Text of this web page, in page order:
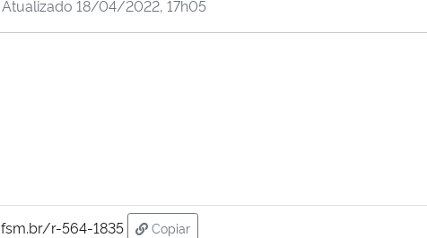
18/04/2022, 17h05
r-564-1835
Copiar